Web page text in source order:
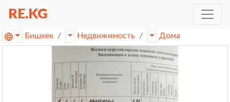
RE.KG
Бишкек Недвижимость Дома